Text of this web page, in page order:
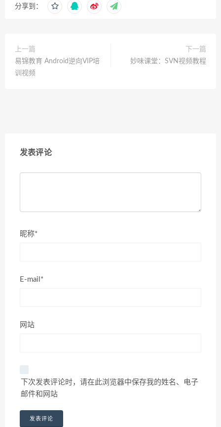
分享到：
上一篇
易锦教育 Android逆向VIP培
训视频
下一篇
妙味课堂：SVN视频教程
发表评论
昵称*
E-mail*
网站
下次发表评论时，请在此浏览器中保存我的姓名、电子
邮件和网站